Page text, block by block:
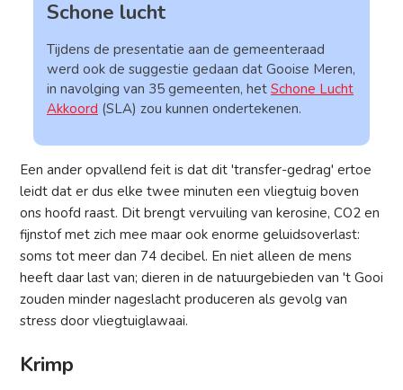
Schone lucht
Tijdens de presentatie aan de gemeenteraad
werd ook de suggestie gedaan dat Gooise Meren,
in navolging van 35 gemeenten, het Schone Lucht
Akkoord (SLA) zou kunnen ondertekenen.
Een ander opvallend feit is dat dit 'transfer-gedrag' ertoe
leidt dat er dus elke twee minuten een vliegtuig boven
ons hoofd raast. Dit brengt vervuiling van kerosine, CO2 en
fijnstof met zich mee maar ook enorme geluidsoverlast:
soms tot meer dan 74 decibel. En niet alleen de mens
heeft daar last van; dieren in de natuurgebieden van 't Gooi
zouden minder nageslacht produceren als gevolg van
stress door vliegtuiglawaai.
Krimp